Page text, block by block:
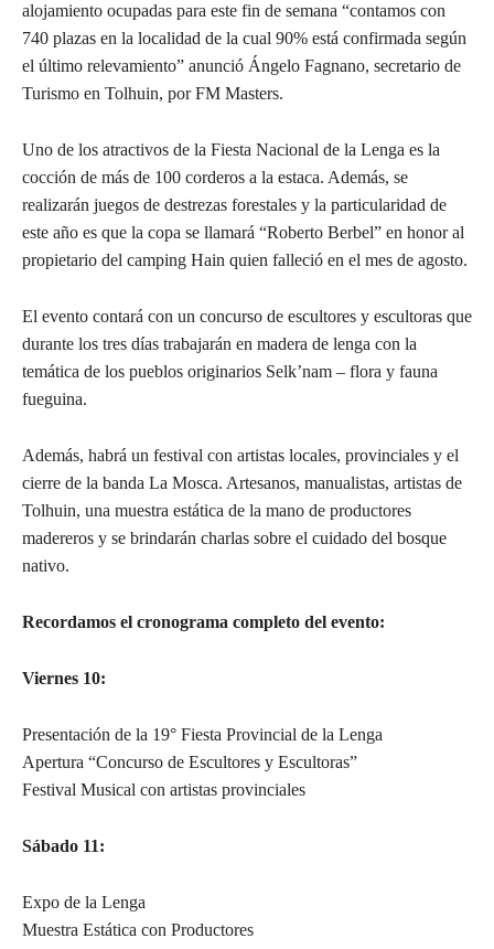
alojamiento ocupadas para este fin de semana “contamos con
740 plazas en la localidad de la cual 90% está confirmada según
el último relevamiento” anunció Ángelo Fagnano, secretario de
Turismo en Tolhuin, por FM Masters.
Uno de los atractivos de la Fiesta Nacional de la Lenga es la
cocción de más de 100 corderos a la estaca. Además, se
realizarán juegos de destrezas forestales y la particularidad de
este año es que la copa se llamará “Roberto Berbel” en honor al
propietario del camping Hain quien falleció en el mes de agosto.
El evento contará con un concurso de escultores y escultoras que
durante los tres días trabajarán en madera de lenga con la
temática de los pueblos originarios Selk’nam – flora y fauna
fueguina.
Además, habrá un festival con artistas locales, provinciales y el
cierre de la banda La Mosca. Artesanos, manualistas, artistas de
Tolhuin, una muestra estática de la mano de productores
madereros y se brindarán charlas sobre el cuidado del bosque
nativo.
Recordamos el cronograma completo del evento:
Viernes 10:
Presentación de la 19° Fiesta Provincial de la Lenga
Apertura “Concurso de Escultores y Escultoras”
Festival Musical con artistas provinciales
Sábado 11:
Expo de la Lenga
Muestra Estática con Productores